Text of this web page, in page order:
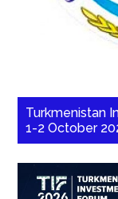
Turkmenistan
1-2 October